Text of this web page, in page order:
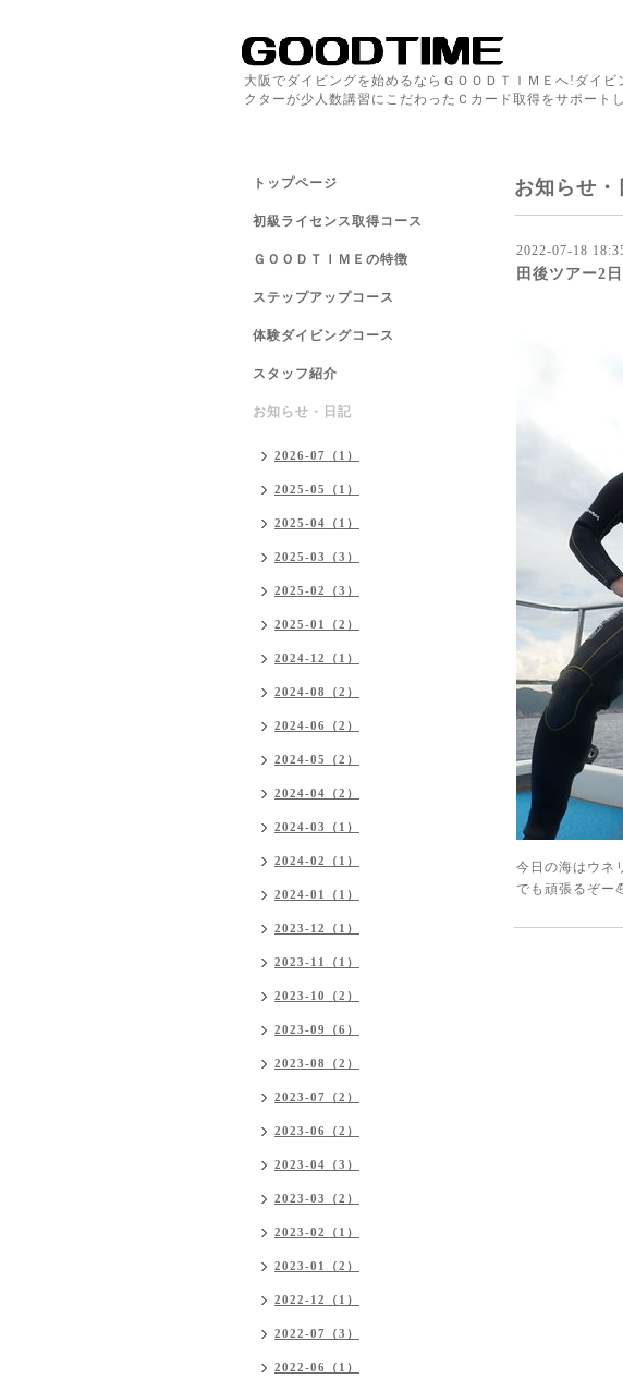
大阪でダイビングを始めるならＧＯＯＤＴＩＭＥへ!ダイ
クターが少人数講習にこだわったＣカード取得をサポート
お知らせ・
2022-07-18
田後ツアー2日
今日の海はウネ
でも頑張るぞー
トップページ
初級ライセンス取得コース
ＧＯＯＤＴＩＭＥの特徴
ステップアップコース
体験ダイビングコース
スタッフ紹介
お知らせ・日記
2026-07（1）
2025-05（1）
2025-04（1）
2025-03（3）
2025-02（3）
2025-01（2）
2024-12（1）
2024-08（2）
2024-06（2）
2024-05（2）
2024-04（2）
2024-03（1）
2024-02（1）
2024-01（1）
2023-12（1）
2023-11（1）
2023-10（2）
2023-09（6）
2023-08（2）
2023-07（2）
2023-06（2）
2023-04（3）
2023-03（2）
2023-02（1）
2023-01（2）
2022-12（1）
2022-07（3）
2022-06（1）